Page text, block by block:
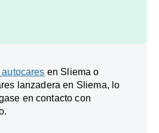
en Sliema o
lanzadera en Sliema, lo
en contacto con